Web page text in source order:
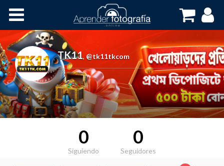
Cursos OnLine
TK11, @tk11tkcom
0
Siguiendo
0
Seguidores